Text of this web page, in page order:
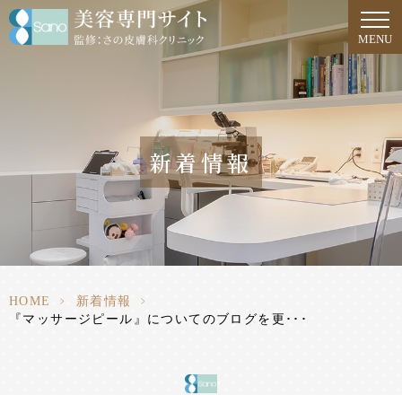
MENU
新着情報
HOME > 新着情報
>
『マッサージピール』についてのブログを更･･･